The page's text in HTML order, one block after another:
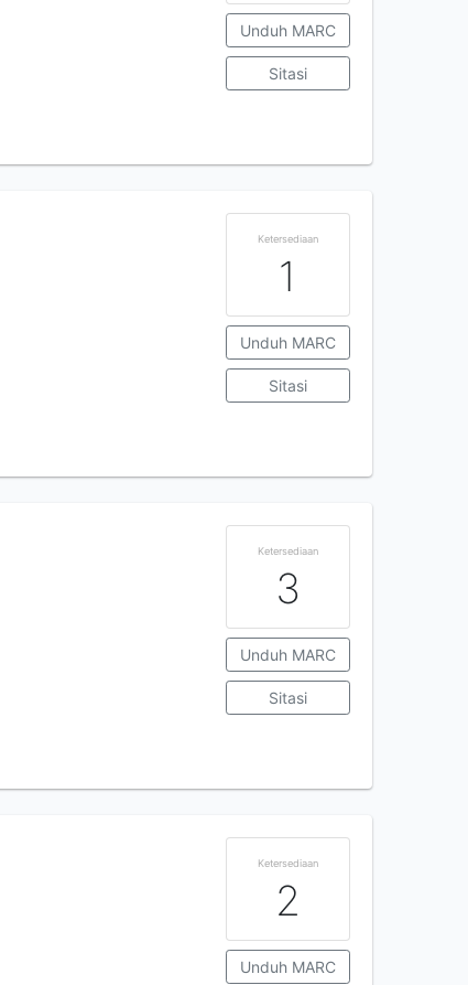
Unduh MARC
Sitasi
Ketersediaan
1
Unduh MARC
Sitasi
Ketersediaan
3
Unduh MARC
Sitasi
Ketersediaan
2
Unduh MARC